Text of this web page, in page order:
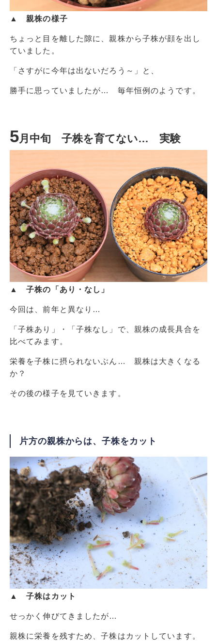
▲ 親株の様子
ちょっと目を離した隙に、親株から子株が顔を出し
ていました。
「さすがに今年は出ないだろう～」と、
勝手に思っていましたが… 毎年恒例のようです。
5月中旬 子株を育てない… 実験
▲ 子株の「あり・なし」
今回は、前年と異なり…
「子株あり」・「子株なし」で、親株の成長具合を
比べてみます。
栄養を子株に摂られないぶん… 親株は大きくなる
か？
その後の様子を見ていきます。
片方の親株からは、子株をカット
▲ 子株はカット
せっかく伸びてきましたが…
親株に栄養を残すため、子株はカットしています。